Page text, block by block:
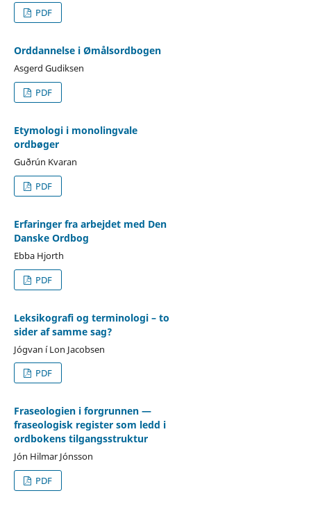
PDF
Orddannelse i Ømålsordbogen
Asgerd Gudiksen
PDF
Etymologi i monolingvale
ordbøger
Guðrún Kvaran
PDF
Erfaringer fra arbejdet med Den
Danske Ordbog
Ebba Hjorth
PDF
Leksikografi og terminologi – to
sider af samme sag?
Jógvan í Lon Jacobsen
PDF
Fraseologien i forgrunnen —
fraseologisk register som ledd i
ordbokens tilgangsstruktur
Jón Hilmar Jónsson
PDF